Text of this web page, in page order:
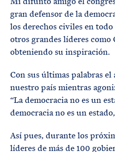
gran defensor de la
los derechos civiles en
otros grandes líderes
obteniendo su inspiración.
Con sus últimas palabras el
nuestro país mientras
“La democracia no es un
democracia no es un
Así pues, durante los
líderes de más de 100